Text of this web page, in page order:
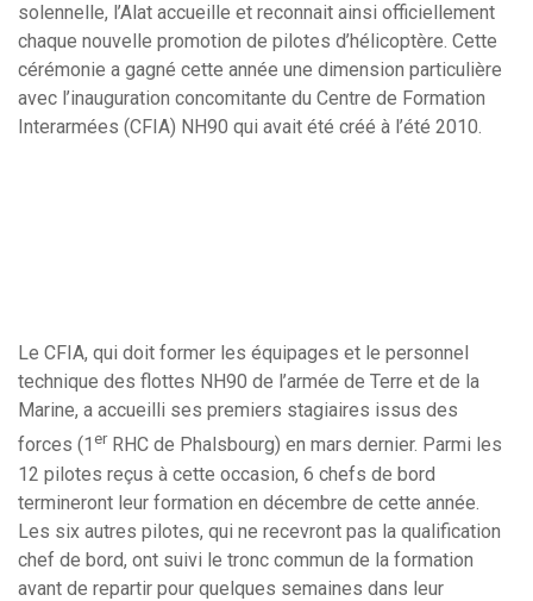
solennelle, l’Alat accueille et reconnait ainsi officiellement
chaque nouvelle promotion de pilotes d’hélicoptère. Cette
cérémonie a gagné cette année une dimension particulière
avec l’inauguration concomitante du Centre de Formation
Interarmées (CFIA) NH90 qui avait été créé à l’été 2010.
Le CFIA, qui doit former les équipages et le personnel
technique des flottes NH90 de l’armée de Terre et de la
Marine, a accueilli ses premiers stagiaires issus des
forces (1 er RHC de Phalsbourg) en mars dernier. Parmi les
12 pilotes reçus à cette occasion, 6 chefs de bord
termineront leur formation en décembre de cette année.
Les six autres pilotes, qui ne recevront pas la qualification
chef de bord, ont suivi le tronc commun de la formation
avant de repartir pour quelques semaines dans leur